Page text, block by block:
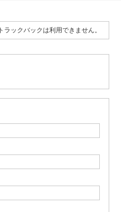
トラックバックは利用できません。